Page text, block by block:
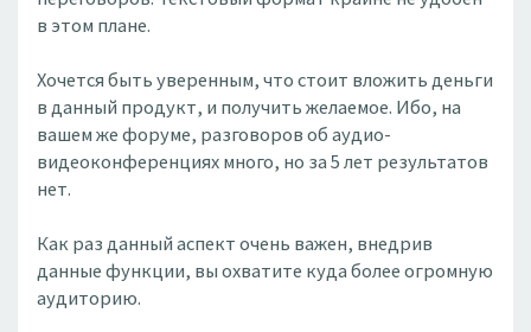
в этом плане.
Хочется быть уверенным, что стоит вложить деньги
в данный продукт, и получить желаемое. Ибо, на
вашем же форуме, разговоров об аудио-
видеоконференциях много, но за 5 лет результатов
нет.
Как раз данный аспект очень важен, внедрив
данные функции, вы охватите куда более огромную
аудиторию.